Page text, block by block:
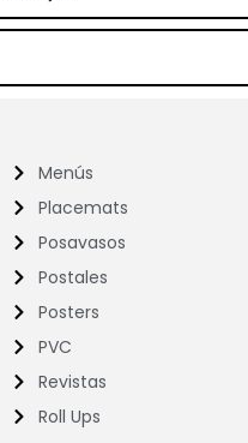
Menús
Placemats
Posavasos
Postales
Posters
PVC
Revistas
Roll Ups